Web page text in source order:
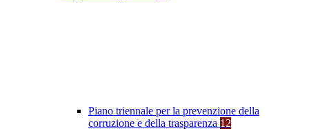
Piano triennale per la prevenzione della
corruzione e della trasparenza 12